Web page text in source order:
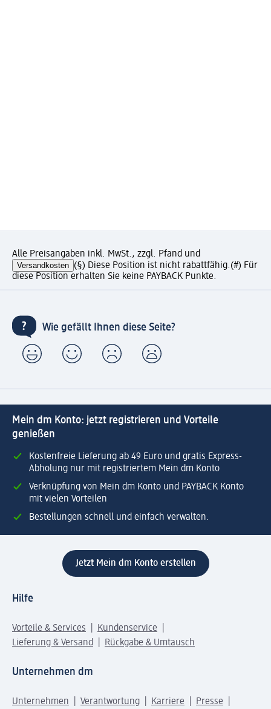
Alle Preisangaben inkl. MwSt., zzgl. Pfand und
Versandkosten (§) Diese Position ist nicht rabattfähig.(#) Für
diese Position erhalten Sie keine PAYBACK Punkte.
Wie gefällt Ihnen diese Seite?
Mein dm Konto: jetzt registrieren und Vorteile
genießen
Kostenfreie Lieferung ab 49 Euro und gratis Express-
Abholung nur mit registriertem Mein dm Konto
Verknüpfung von Mein dm Konto und PAYBACK Konto
mit vielen Vorteilen
Bestellungen schnell und einfach verwalten.
Jetzt Mein dm Konto erstellen
Hilfe
Vorteile & Services
Kundenservice
Lieferung & Versand
Rückgabe & Umtausch
Unternehmen dm
Unternehmen Verantwortung Karriere
Presse